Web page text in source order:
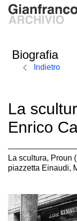
Biografia
Indietro
La
Enrico
La scultura, Proun
piazzetta Einaudi,